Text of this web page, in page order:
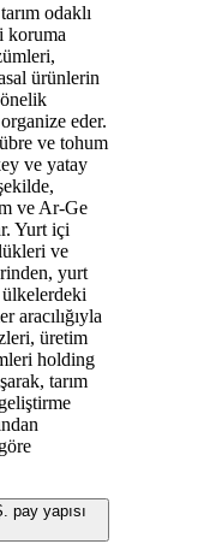
odaklı
koruma
ürünlerin
eder.
ve tohum
ve yatay
ve Ar-Ge
Yurt içi
ve
yurt
ülkelerdeki
aracılığıyla
üretim
holding
tarım
pay yapısı